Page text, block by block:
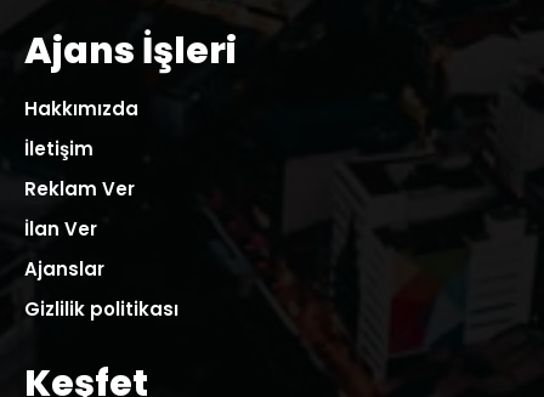
Ajans İşleri
Hakkımızda
İletişim
Reklam Ver
İlan Ver
Ajanslar
Gizlilik politikası
Keşfet